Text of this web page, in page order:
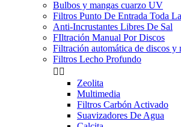
Bulbos y mangas cuarzo UV
Filtros Punto De Entrada Toda
Anti-Incrustantes Libres De Sal
FIltración Manual Por Discos
Filtración automática de discos y
Filtros Lecho Profundo
 
Zeolita
Multimedia
Filtros Carbón Activado
Suavizadores De Agua